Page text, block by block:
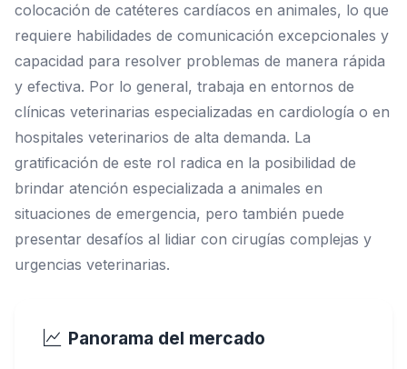
colocación de catéteres cardíacos en animales, lo que
requiere habilidades de comunicación excepcionales y
capacidad para resolver problemas de manera rápida
y efectiva. Por lo general, trabaja en entornos de
clínicas veterinarias especializadas en cardiología o en
hospitales veterinarios de alta demanda. La
gratificación de este rol radica en la posibilidad de
brindar atención especializada a animales en
situaciones de emergencia, pero también puede
presentar desafíos al lidiar con cirugías complejas y
urgencias veterinarias.
Panorama del mercado